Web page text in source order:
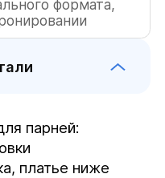
формата,
парней:
платье ниже